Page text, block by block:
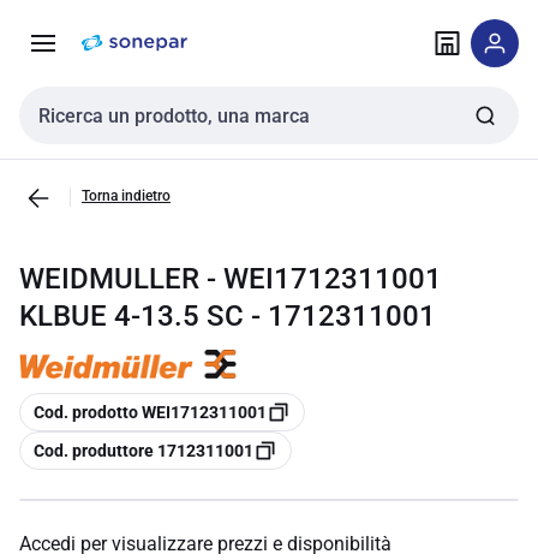
navigazione alla
Cerca input
Torna indietro
WEIDMULLER - WEI1712311001
KLBUE 4-13.5 SC - 1712311001
copia
Cod. prodotto WEI1712311001
copia
Cod. produttore 1712311001
Accedi per visualizzare prezzi e disponibilità